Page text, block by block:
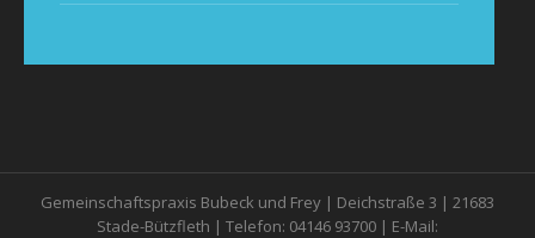
Gemeinschaftspraxis Bubeck und Frey | Deichstraße 3 | 21683
Stade-Bützfleth | Telefon: 04146 93700 | E-Mail: